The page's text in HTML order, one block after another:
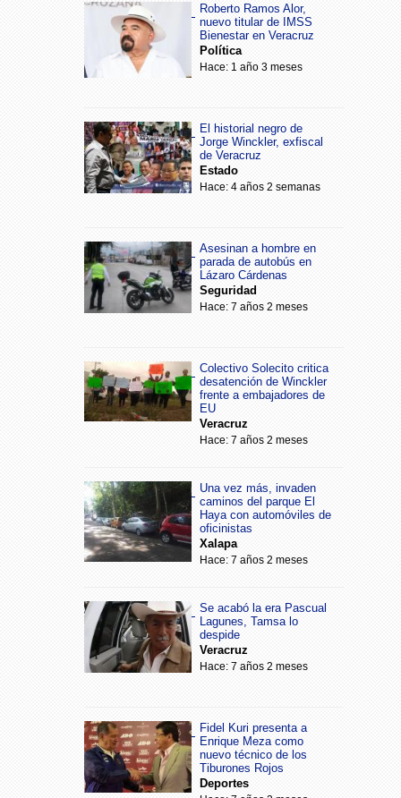
Roberto Ramos Alor,
nuevo titular de IMSS
Bienestar en Veracruz
Política
Hace: 1 año 3 meses
El historial negro de
Jorge Winckler, exfiscal
de Veracruz
Estado
Hace: 4 años 2 semanas
Asesinan a hombre en
parada de autobús en
Lázaro Cárdenas
Seguridad
Hace: 7 años 2 meses
Colectivo Solecito critica
desatención de Winckler
frente a embajadores de
EU
Veracruz
Hace: 7 años 2 meses
Una vez más, invaden
caminos del parque El
Haya con automóviles de
oficinistas
Xalapa
Hace: 7 años 2 meses
Se acabó la era Pascual
Lagunes, Tamsa lo
despide
Veracruz
Hace: 7 años 2 meses
Fidel Kuri presenta a
Enrique Meza como
nuevo técnico de los
Tiburones Rojos
Deportes